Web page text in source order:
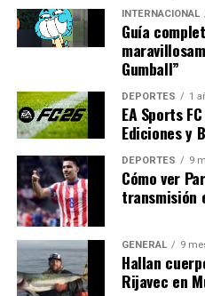
Impacto
El impacto económico de la
significativo. Las industrias
la manufactura y la
experimentando aumentos
que podría llevar a una
se encuentra una solución
Desde el punto de vista
ingresos son los más
precios de la energía, lo que
gobiernos a implementar
INTERNACIONAL
Guía
Gumball”
DEPORTES 1
EA Sports
Ediciones y
DEPORTES 9
Cómo ver
transmisión
GENERAL 9
Hallan
Rijavec en